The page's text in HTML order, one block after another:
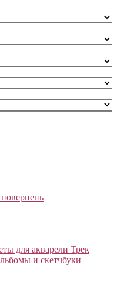
повернень
для акварели Трек
и скетчбуки